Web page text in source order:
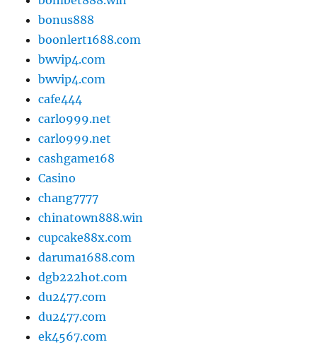
bonus888
boonlert1688.com
bwvip4.com
bwvip4.com
cafe444
carlo999.net
carlo999.net
cashgame168
Casino
chang7777
chinatown888.win
cupcake88x.com
daruma1688.com
dgb222hot.com
du2477.com
du2477.com
ek4567.com